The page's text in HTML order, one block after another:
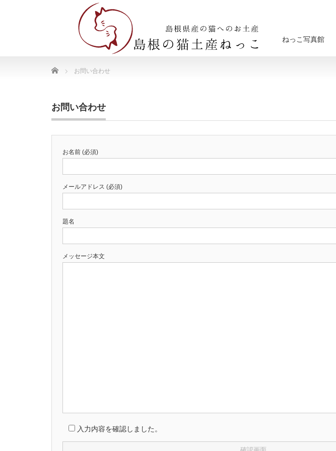
ねっこ写真館
Home お問い合わせ
お問い合わせ
お名前 (必須)
メールアドレス (必須)
題名
メッセージ本文
入力内容を確認しました。